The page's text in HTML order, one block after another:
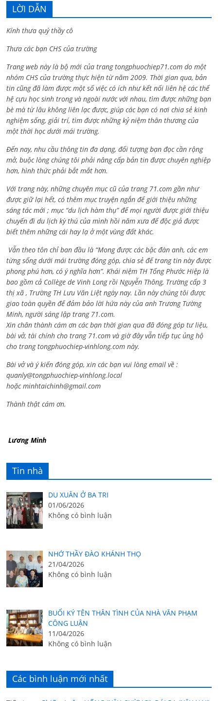
LỜI DẪN
Kính thưa quý thầy cô
Thưa các bạn CHS của trường
Trang web này là bộ mới của trang tongphuochiep71.com do một
nhóm CHS của trường thực hiện từ năm 2009. Thời gian qua, bản
tin cũng đã làm được một số việc có ích như kết nối liên hệ các thế
hệ cựu học sinh trong và ngoài nước với nhau, tìm được những bạn
bè mà từ lâu không liên lạc được, giúp các bạn có nơi chia sẻ kinh
nghiệm sống, giải trí, tìm được những kỷ niệm thân thương của
một thời học dưới mái trường.
Đến nay, nhu cầu thông tin đa dạng, đối tượng bạn đọc cần rộng
mở, buộc lòng chúng tôi phải nâng cấp bản tin được chuyên nghiệp
hơn, hình thức phải bắt mắt hơn.
Với trang này, những chuyên mục cũ của trang 71.com gần như
được giữ lại hết, có thêm mục truyện ngắn để giới thiệu những
sáng tác mới ; mục “du lịch hàm thụ” để mọi người được giới thiệu
chuyến đi du lịch kỳ thú của mình hồi năm xưa để độc giả được
biết thêm những cái hay lạ ở một vùng đất khác.
Vẫn theo tôn chỉ ban đầu là “Mong được các bậc đàn anh, các em
từng sống dưới mái trường đóng góp, chia sẻ để trang tin này được
phong phú hơn, có ý nghĩa hơn”. Khái niệm TH Tống Phước Hiệp là
bao gồm cả Collège de Vinh Long rồi Nguyễn Thông, Trường cấp 3
thị xã , Trường TH Lưu Văn Liệt ngày nay. Lần này chúng tôi được
giao toàn quyền để đảm bảo lời hứa này của anh Trương Tường
Minh, người sáng lập trang 71.com.
Xin chân thành cám ơn các bạn thời gian qua đã đóng góp tư liệu,
bài vở, tài chính cho trang 71.com và giờ đây vẫn tiếp tục ủng hộ
cho trang tongphuochiep-vinhlong.com này.
Bài vở và ý kiến đóng góp, xin các bạn vui lòng email về :
quanly@tongphuochiep-vinhlong.local
hoặcminhtaichinh@gmail.com
Thành thật cám ơn.
Lương Minh
Tin nhà
DU XUÂN Ở BA TRI
01/06/2026
Không có bình luận
NHỚ THẦY ĐÀO KHÁNH THỌ
21/04/2026
Không có bình luận
BUỔI KÝ TÊN THÂN TÌNH CỦA NHÀ VĂN PHẠM
CÔNG LUẬN
11/04/2026
Không có bình luận
Các bình luận mới nhất